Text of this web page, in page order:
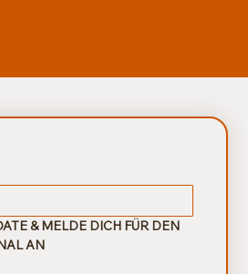
& MELDE DICH FÜR DEN
AN